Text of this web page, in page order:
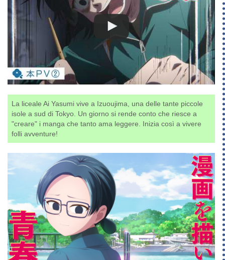
La liceale Ai Yasumi vive a Izuoujima, una delle tante piccole
isole a sud di Tokyo. Un giorno si rende conto che riesce a
"creare" i manga che tanto ama leggere. Inizia così a vivere
folli avventure!